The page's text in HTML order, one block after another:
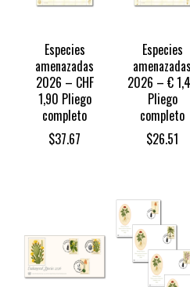
Especies
amenazadas
2026 – CHF
1,90 Pliego
completo
$37.67
Especies
amenazadas
2026 – €
Pliego
completo
$26.51